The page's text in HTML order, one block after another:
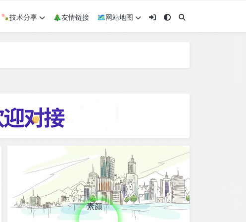
🍡技术分享 🎄友情链接
🗺网站地图